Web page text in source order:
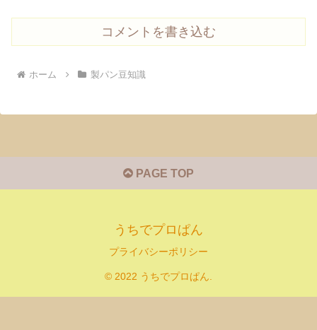
コメントを書き込む
ホーム 製パン豆知識
PAGE TOP
うちでプロぱん
プライバシーポリシー
© 2022 うちでプロぱん.